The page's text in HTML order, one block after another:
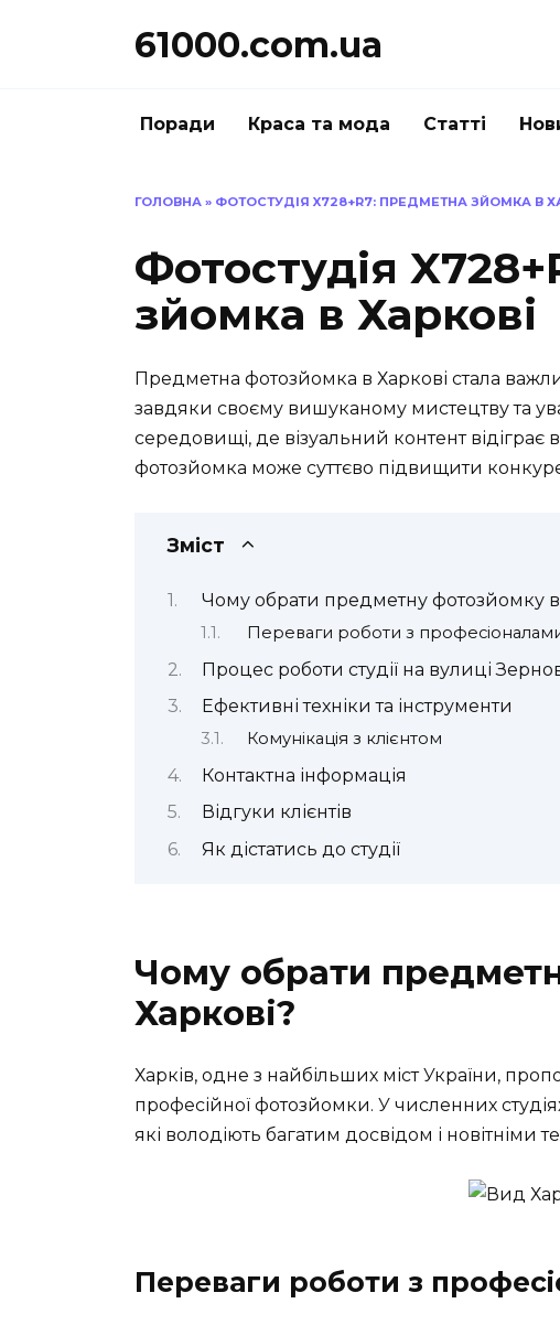
61000.com.ua
Поради Краса та мода Статті
ГОЛОВНА » ФОТОСТУДІЯ X728+R7: ПРЕДМЕТНА ЗЙОМКА В
Фотостудія
зйомка в Харкові
Предметна фотозйомка в Харкові стала
завдяки своєму вишуканому мистецтву та
середовищі, де візуальний контент
фотозйомка може суттєво підвищити
Зміст
Чому обрати предметну фотозйомку в
Переваги роботи з
Процес роботи студії на вулиці
Ефективні техніки та інструменти
Комунікація з клієнтом
Контактна інформація
Відгуки клієнтів
Як дістатись до студії
Чому обрати
Харкові?
Харків, одне з найбільших міст України,
професійної фотозйомки. У численних
які володіють багатим досвідом і новітніми
Переваги роботи з